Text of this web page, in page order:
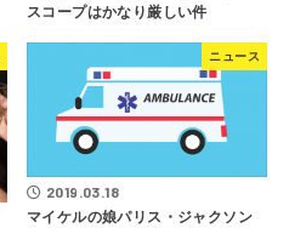
スコープはかなり厳しい件
ニュース
2019.03.18
マイケルの娘パリス・ジャクソン